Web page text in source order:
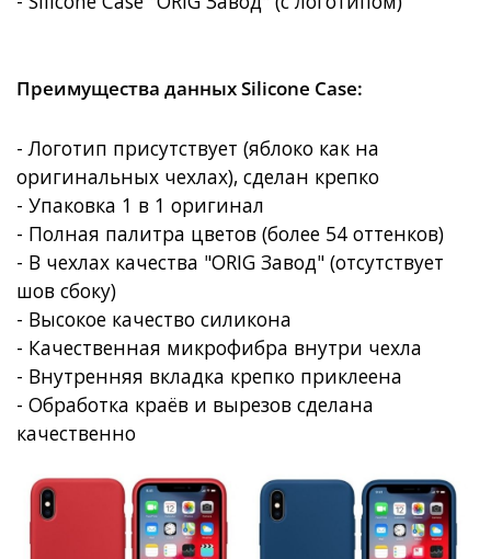
Преимущества данных Silicone Case:
- Логотип присутствует (яблоко как на
оригинальных чехлах), сделан крепко
- Упаковка 1 в 1 оригинал
- Полная палитра цветов (более 54 оттенков)
- В чехлах качества "ORIG Завод" (отсутствует
шов сбоку)
- Высокое качество силикона
- Качественная микрофибра внутри чехла
- Внутренняя вкладка крепко приклеена
- Обработка краёв и вырезов сделана
качественно